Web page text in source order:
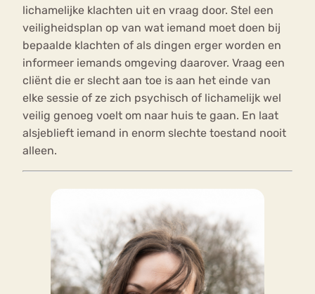
lichamelijke klachten uit en vraag door. Stel een
veiligheidsplan op van wat iemand moet doen bij
bepaalde klachten of als dingen erger worden en
informeer iemands omgeving daarover. Vraag een
cliënt die er slecht aan toe is aan het einde van
elke sessie of ze zich psychisch of lichamelijk wel
veilig genoeg voelt om naar huis te gaan. En laat
alsjeblieft iemand in enorm slechte toestand nooit
alleen.